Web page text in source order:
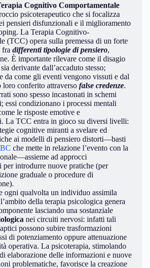
Cognitivo Comportamentale
psicoterapeutico che si focalizza
pensieri disfunzionali e il miglioramento
La Terapia Cognitivo-
(TCC) opera sulla premessa di un forte
fra differenti tipologie di pensiero,
È importante rilevare come il disagio
derivante dall’accaduto stesso;
da come gli eventi vengono vissuti e dal
conferito attraverso false credenze.
sono spesso incastonati in schemi
essi condizionano i processi mentali
le risposte emotive e
La TCC entra in gioco su diversi livelli:
cognitive miranti a svelare ed
ai modelli di pensiero distorti—basti
che mette in relazione l’evento con la
ad approcci
per introdurre nuove pratiche (per
graduale o procedure di
ogni qualvolta un individuo assimila
della terapia psicologica genera
lasciando una sostanziale
nei circuiti nervosi: infatti tali
possono subire trasformazioni
di potenziamento oppure attenuazione
operativa. La psicoterapia, stimolando
elaborazione delle informazioni e nuove
problematiche, favorisce la creazione